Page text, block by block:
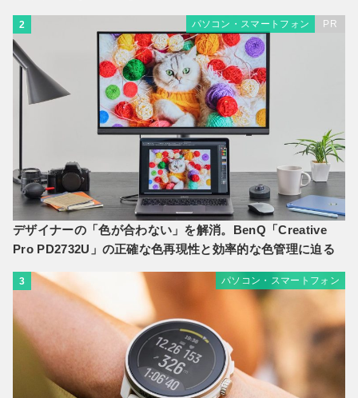
2 パソコン・スマートフォン PR
デザイナーの「色が合わない」を解消。BenQ「Creative
Pro PD2732U」の正確な色再現性と効率的な色管理に迫る
3 パソコン・スマートフォン